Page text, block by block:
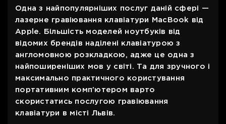
Одна з найпопулярніших послуг даній сфері —
лазерне гравіювання клавіатури MacBook від
Apple. Більшість моделей ноутбуків від
відомих брендів наділені клавіатурою з
англомовною розкладкою, адже це одна з
найпоширеніших мов у світі. Та для зручного і
максимально практичного користування
портативним комп’ютером варто
скористатись послугою гравіювання
клавіатури в місті Львів.